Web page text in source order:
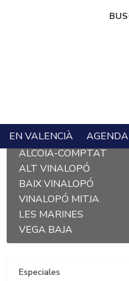
EN VALENCIÀ AGENDA
L´ALACANTÍ
ALCOIÀ-COMPTAT
ALT VINALOPÓ
BAIX VINALOPÓ
VINALOPÓ MITJA
LES MARINES
VEGA BAJA
Especiales